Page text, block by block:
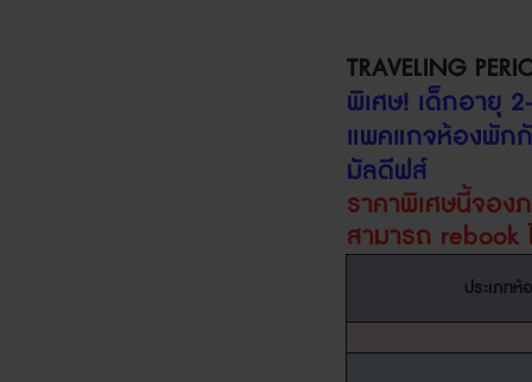
TRAVELING
พิเศษ! เด็กอายุ
แพคแกจห้องพั
มัลดีฟส์
ราคาพิเศษนี้จอง
สามารถ rebook
ประเภทห้